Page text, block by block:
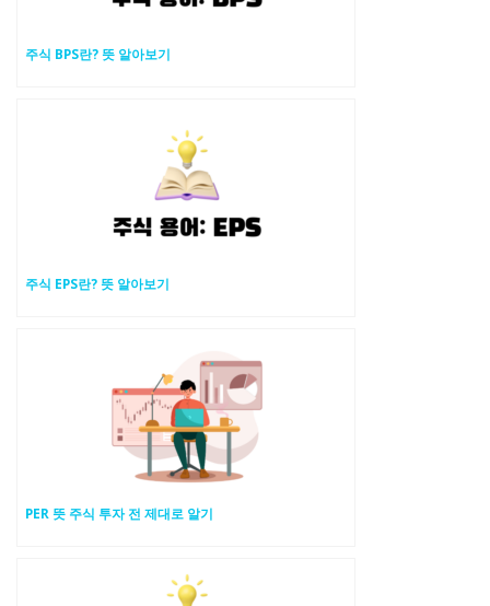
주식 BPS란? 뜻 알아보기
주식 EPS란? 뜻 알아보기
PER 뜻 주식 투자 전 제대로 알기